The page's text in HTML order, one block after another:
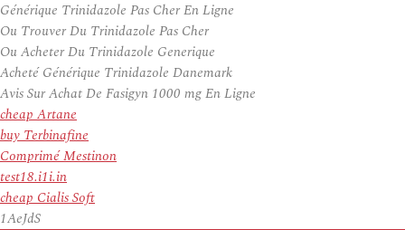
Générique Trinidazole Pas Cher En Ligne
Ou Trouver Du Trinidazole Pas Cher
Ou Acheter Du Trinidazole Generique
Acheté Générique Trinidazole Danemark
Avis Sur Achat De Fasigyn 1000 mg En Ligne
cheap Artane
buy Terbinafine
Comprimé Mestinon
test18.i1i.in
cheap Cialis Soft
1AeJdS